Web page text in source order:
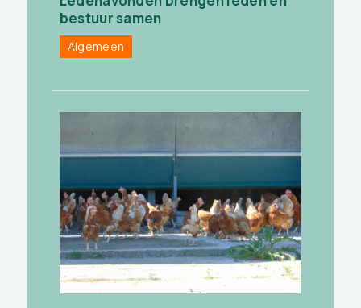
bestuur samen
Algemeen